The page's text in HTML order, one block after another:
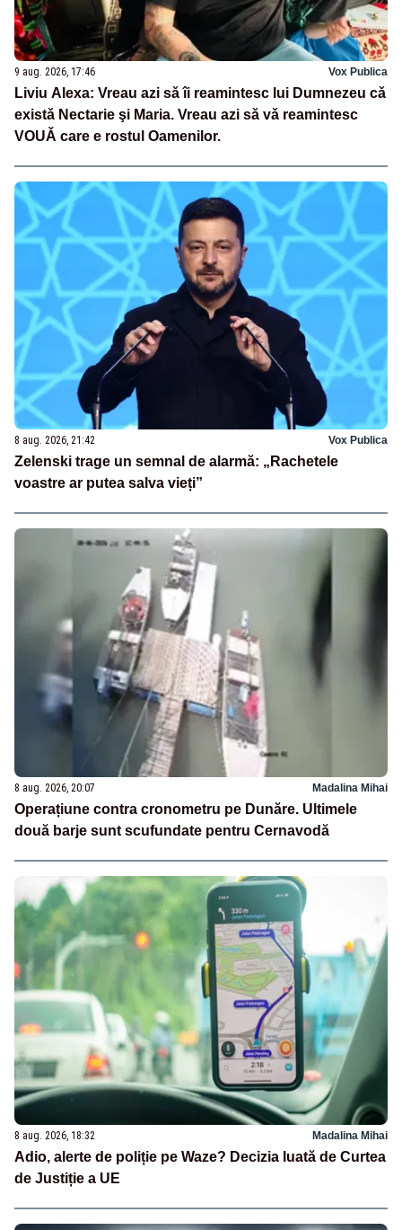
9 aug. 2026, 17:46 Vox Publica
Liviu Alexa: Vreau azi sǎ îi reamintesc lui Dumnezeu cǎ
existǎ Nectarie şi Maria. Vreau azi sǎ vǎ reamintesc
VOUǍ care e rostul Oamenilor.
8 aug. 2026, 21:42 Vox Publica
Zelenski trage un semnal de alarmă: „Rachetele
voastre ar putea salva vieți”
8 aug. 2026, 20:07 Madalina Mihai
Operațiune contra cronometru pe Dunăre. Ultimele
două barje sunt scufundate pentru Cernavodă
8 aug. 2026, 18:32 Madalina Mihai
Adio, alerte de poliție pe Waze? Decizia luată de Curtea
de Justiție a UE